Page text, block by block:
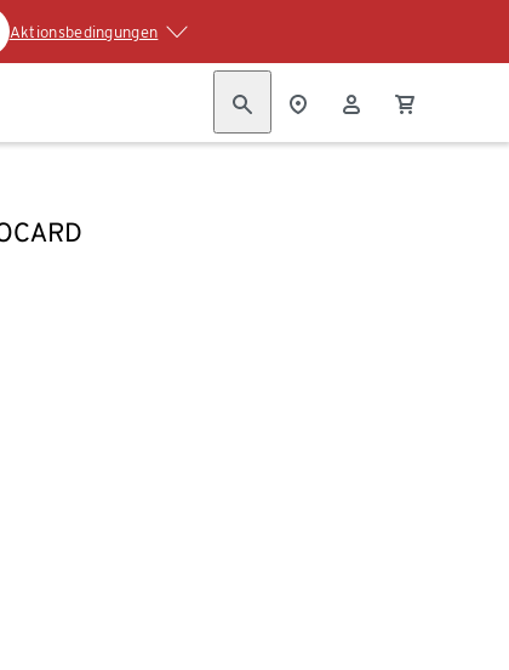
Aktionsbedingungen